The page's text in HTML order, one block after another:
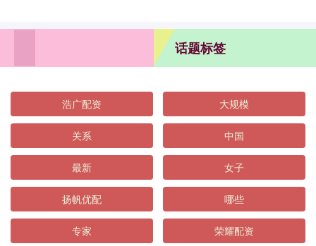
话题标签
浩广配资 大规模
关系 中国
最新 女子
扬帆优配 哪些
专家 荣耀配资